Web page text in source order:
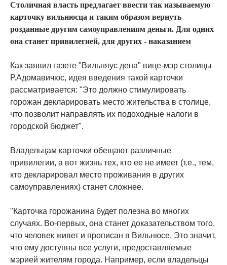
Столичная власть предлагает ввести так называемую
карточку вильнюсца и таким образом вернуть
розданные другим самоуправлениям деньги. Для одних
она станет привилегией, для других - наказанием
Как заявил газете "Вильняус дена" вице-мэр столицы
Р.Адомавичюс, идея введения такой карточки
рассматривается: "Это должно стимулировать
горожан декларировать место жительства в столице,
что позволит направлять их подоходные налоги в
городской бюджет".
Владельцам карточки обещают различные
привилегии, а вот жизнь тех, кто ее не имеет (т.е., тем,
кто декларировал место проживания в других
самоуправлениях) станет сложнее.
"Карточка горожанина будет полезна во многих
случаях. Во-первых, она станет доказательством того,
что человек живет и прописан в Вильнюсе. Это значит,
что ему доступны все услуги, предоставляемые
мэрией жителям города. Например, если владельцы